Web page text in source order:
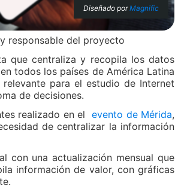
Diseñado porMagnific
responsable del proyecto
que centraliza y recopila los datos
todos los países de América Latina
para el estudio de Internet
de decisiones.
realizado en elevento de Mérida,
de centralizar la información
con una actualización mensual que
información de valor, con gráficas